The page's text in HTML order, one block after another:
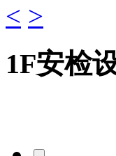
< >
1F安检